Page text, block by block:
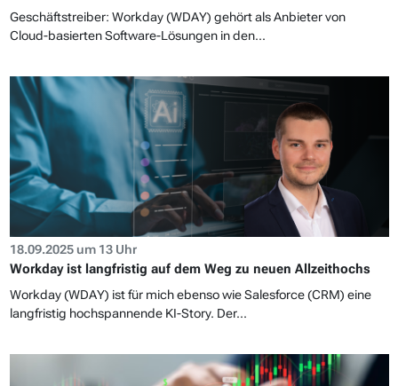
Geschäftstreiber: Workday (WDAY) gehört als Anbieter von
Cloud-basierten Software-Lösungen in den...
18.09.2025 um 13 Uhr
Workday ist langfristig auf dem Weg zu neuen Allzeithochs
Workday (WDAY) ist für mich ebenso wie Salesforce (CRM) eine
langfristig hochspannende KI-Story. Der...